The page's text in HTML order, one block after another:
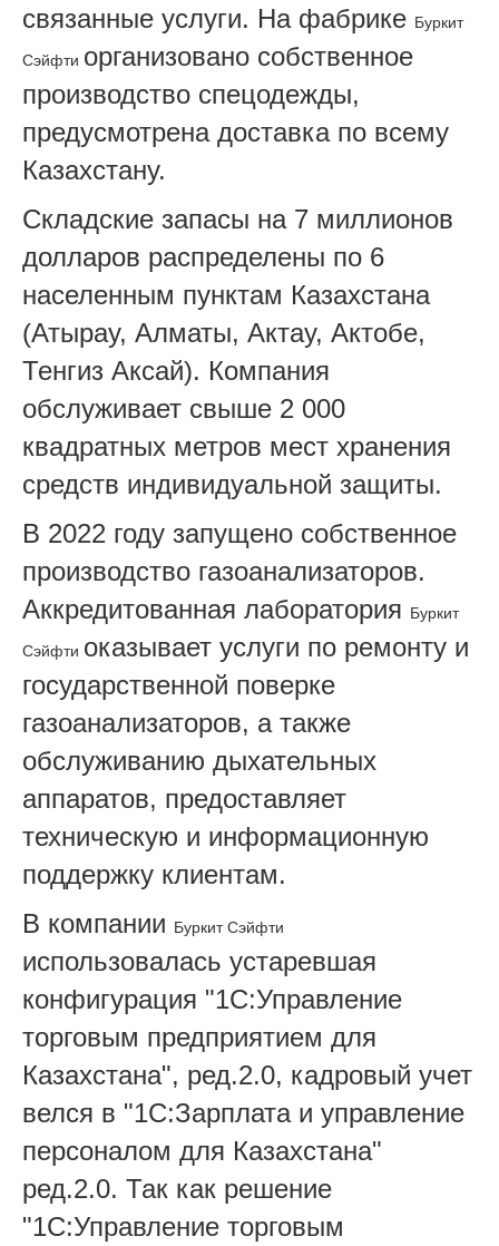
связанные услуги. На фабрике Буркит
Сэйфти организовано собственное
производство спецодежды,
предусмотрена доставка по всему
Казахстану.
Складские запасы на 7 миллионов
долларов распределены по 6
населенным пунктам Казахстана
(Атырау, Алматы, Актау, Актобе,
Тенгиз Аксай). Компания
обслуживает свыше 2 000
квадратных метров мест хранения
средств индивидуальной защиты.
В 2022 году запущено собственное
производство газоанализаторов.
Аккредитованная лаборатория Буркит
Сэйфти оказывает услуги по ремонту и
государственной поверке
газоанализаторов, а также
обслуживанию дыхательных
аппаратов, предоставляет
техническую и информационную
поддержку клиентам.
В компании Буркит Сэйфти
использовалась устаревшая
конфигурация "1С:Управление
торговым предприятием для
Казахстана", ред.2.0, кадровый учет
велся в "1С:Зарплата и управление
персоналом для Казахстана"
ред.2.0. Так как решение
"1С:Управление торговым